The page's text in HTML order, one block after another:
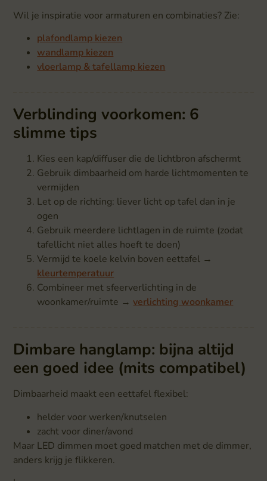
Wil je inspiratie voor armaturen en combinaties? Zie:
plafondlamp kiezen
wandlamp kiezen
vloerlamp & tafellamp kiezen
Verblinding voorkomen: 6
slimme tips
Kies een kap/diffuser die de lichtbron afschermt
Gebruik dimbaarheid om harde lichtmomenten te
vermijden
Let op de richting: liever licht op tafel dan in je
ogen
Gebruik meerdere lichtlagen in de ruimte (zodat
tafellicht niet alles hoeft te doen)
Vermijd te koele kelvin boven eettafel →
kleurtemperatuur
Combineer met sfeerverlichting in de
woonkamer/ruimte →verlichting woonkamer
Dimbare hanglamp: bijna altijd
een goed idee (mits compatibel)
Dimbaarheid maakt een eettafel flexibel:
helder voor werken/knutselen
zacht voor diner/avond
Maar LED dimmen moet goed matchen met de dimmer,
anders krijg je flikkeren.